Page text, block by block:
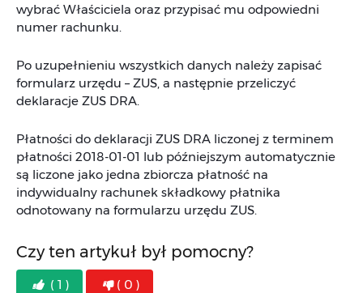
wybrać Właściciela oraz przypisać mu odpowiedni
numer rachunku.
Po uzupełnieniu wszystkich danych należy zapisać
formularz urzędu – ZUS, a następnie przeliczyć
deklaracje ZUS DRA.
Płatności do deklaracji ZUS DRA liczonej z terminem
płatności 2018-01-01 lub późniejszym automatycznie
są liczone jako jedna zbiorcza płatność na
indywidualny rachunek składkowy płatnika
odnotowany na formularzu urzędu ZUS.
Czy ten artykuł był pomocny?
( 1 ) ( 0 )